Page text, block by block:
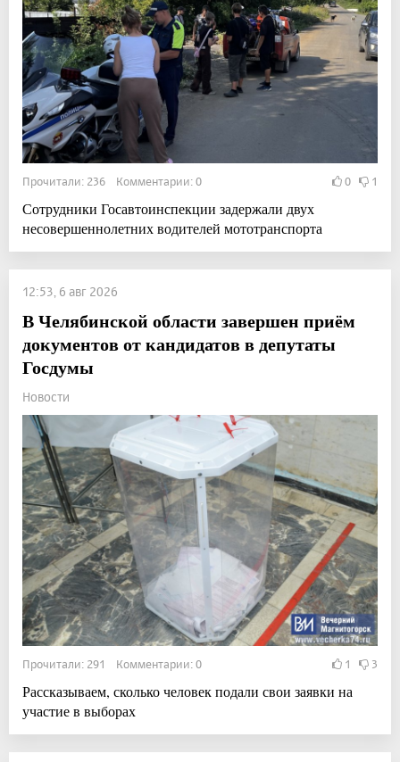
Прочитали: 236 Комментарии: 0 0 1
Сотрудники Госавтоинспекции задержали двух
несовершеннолетних водителей мототранспорта
12:53, 6 авг 2026
В Челябинской области завершен приём
документов от кандидатов в депутаты
Госдумы
Новости
Прочитали: 291 Комментарии: 0 1 3
Рассказываем, сколько человек подали свои заявки на
участие в выборах